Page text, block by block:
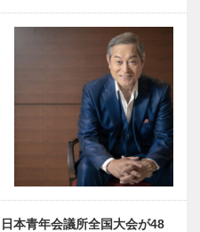
日本青年会議所全国大会が48